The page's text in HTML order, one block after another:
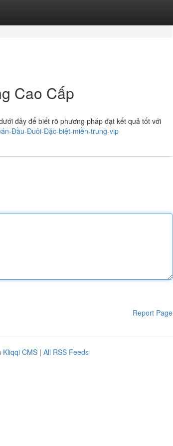
Cao Cấp
đây để biết rõ phương pháp đạt kết quả tốt với
Đầu-Đuôi-Đặc-biệt-miền-trung-vip
Report Page
Kliqqi CMS | All RSS Feeds